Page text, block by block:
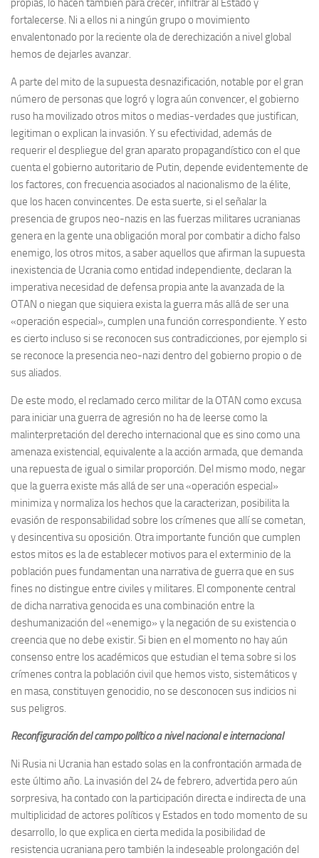
propias, lo hacen también para crecer, infiltrar al Estado y
fortalecerse. Ni a ellos ni a ningún grupo o movimiento
envalentonado por la reciente ola de derechización a nivel global
hemos de dejarles avanzar.
A parte del mito de la supuesta desnazificación, notable por el gran
número de personas que logró y logra aún convencer, el gobierno
ruso ha movilizado otros mitos o medias-verdades que justifican,
legitiman o explican la invasión. Y su efectividad, además de
requerir el despliegue del gran aparato propagandístico con el que
cuenta el gobierno autoritario de Putin, depende evidentemente de
los factores, con frecuencia asociados al nacionalismo de la élite,
que los hacen convincentes. De esta suerte, si el señalar la
presencia de grupos neo-nazis en las fuerzas militares ucranianas
genera en la gente una obligación moral por combatir a dicho falso
enemigo, los otros mitos, a saber aquellos que afirman la supuesta
inexistencia de Ucrania como entidad independiente, declaran la
imperativa necesidad de defensa propia ante la avanzada de la
OTAN o niegan que siquiera exista la guerra más allá de ser una
«operación especial», cumplen una función correspondiente. Y esto
es cierto incluso si se reconocen sus contradicciones, por ejemplo si
se reconoce la presencia neo-nazi dentro del gobierno propio o de
sus aliados.
De este modo, el reclamado cerco militar de la OTAN como excusa
para iniciar una guerra de agresión no ha de leerse como la
malinterpretación del derecho internacional que es sino como una
amenaza existencial, equivalente a la acción armada, que demanda
una repuesta de igual o similar proporción. Del mismo modo, negar
que la guerra existe más allá de ser una «operación especial»
minimiza y normaliza los hechos que la caracterizan, posibilita la
evasión de responsabilidad sobre los crímenes que allí se cometan,
y desincentiva su oposición. Otra importante función que cumplen
estos mitos es la de establecer motivos para el exterminio de la
población pues fundamentan una narrativa de guerra que en sus
fines no distingue entre civiles y militares. El componente central
de dicha narrativa genocida es una combinación entre la
deshumanización del «enemigo» y la negación de su existencia o
creencia que no debe existir. Si bien en el momento no hay aún
consenso entre los académicos que estudian el tema sobre si los
crímenes contra la población civil que hemos visto, sistemáticos y
en masa, constituyen genocidio, no se desconocen sus indicios ni
sus peligros.
Reconfiguración del campo político a nivel nacional e internacional
Ni Rusia ni Ucrania han estado solas en la confrontación armada de
este último año. La invasión del 24 de febrero, advertida pero aún
sorpresiva, ha contado con la participación directa e indirecta de una
multiplicidad de actores políticos y Estados en todo momento de su
desarrollo, lo que explica en cierta medida la posibilidad de
resistencia ucraniana pero también la indeseable prolongación del